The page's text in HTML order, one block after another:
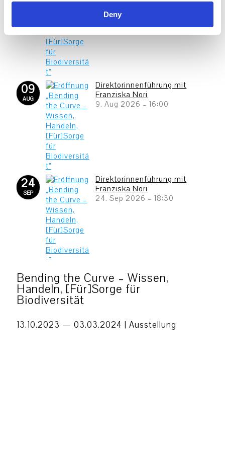
Deny
19. Jun 2026
09
AUG
Direktorinnenführung mit
Franziska Nori
9. Aug 2026 –16:00
24
SEP
Direktorinnenführung mit
Franziska Nori
24. Sep 2026 –18:30
14
NOV
Propaganda – Flood the Zone
with Shit – It’s About Money,
Stupid!
Bending the Curve – Wissen,
Handeln, [Für]Sorge für
Biodiversität
13.10.2023 — 03.03.2024 | Ausstellung